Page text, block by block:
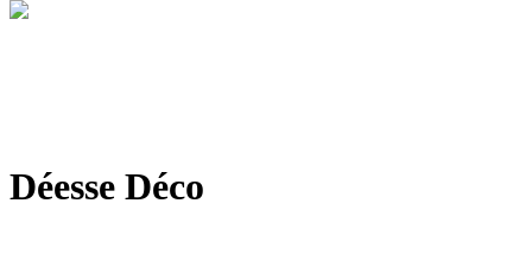
Déesse Déco